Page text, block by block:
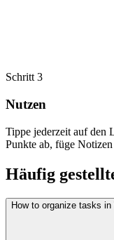
Schritt 3
Nutzen
Tippe jederzeit auf den
Punkte ab, füge
Häufig
How to organize tasks in